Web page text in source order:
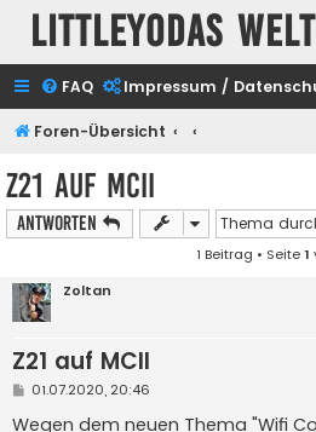
Littleyodas Welt
FAQ Impressum /
Foren-Übersicht
Z21 auf MCII
Antworten
1 Beitrag • Seite1
Zoltan
Z21 auf MCII
B
i
01.07.2020, 20:46
Wegen dem neuen Thema "Wifi